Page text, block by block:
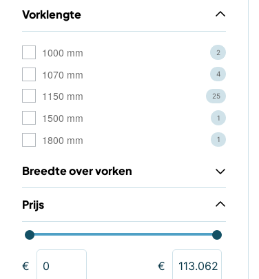
Vorklengte
1000 mm 2
1070 mm 4
1150 mm 25
1500 mm 1
1800 mm 1
Breedte over vorken
Prijs
€ €